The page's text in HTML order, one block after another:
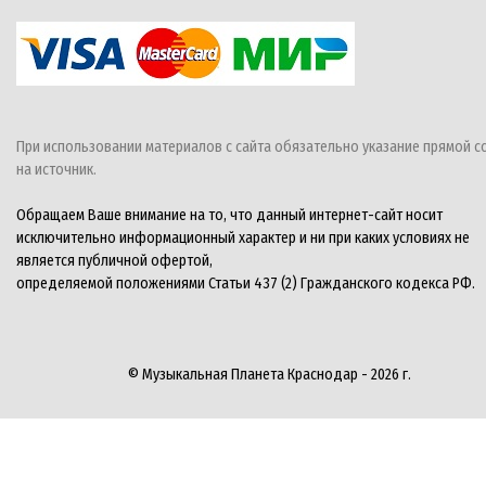
При использовании материалов с сайта обязательно указание прямой
на источник.
Обращаем Ваше внимание на то, что данный интернет-сайт носит
исключительно информационный характер и ни при каких условиях не
является публичной офертой,
определяемой положениями Статьи 437 (2) Гражданского кодекса РФ.
© Музыкальная Планета Краснодар - 2026 г.